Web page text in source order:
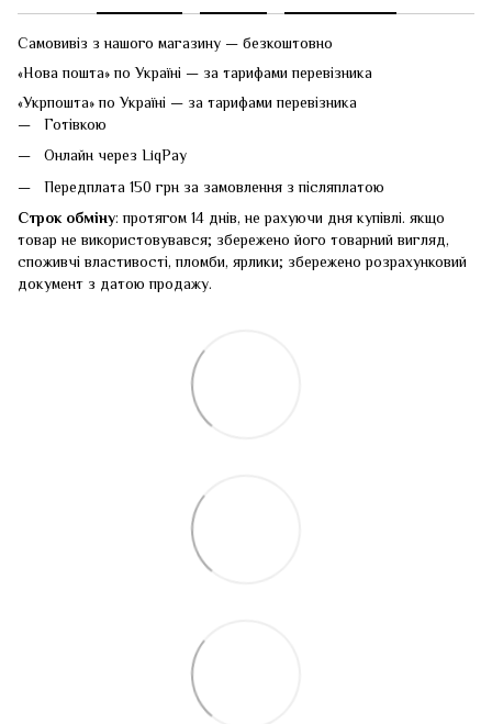
Самовивіз з нашого магазину — безкоштовно
«Нова пошта» по Україні — за тарифами перевізника
«Укрпошта» по Україні — за тарифами перевізника
Готівкою
Онлайн через LiqPay
Передплата 150 грн за замовлення з післяплатою
Строк обміну: протягом 14 днів, не рахуючи дня купівлі. якщо
товар не використовувався; збережено його товарний вигляд,
споживчі властивості, пломби, ярлики; збережено розрахунковий
документ з датою продажу.